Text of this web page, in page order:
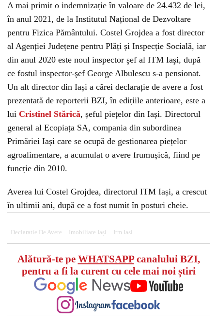
A mai primit o indemnizație în valoare de 24.432 de lei,
în anul 2021, de la Institutul Național de Dezvoltare
pentru Fizica Pământului. Costel Grojdea a fost director
al Agenției Județene pentru Plăți și Inspecție Socială, iar
din anul 2020 este noul inspector şef al ITM Iaşi, după
ce fostul inspector-şef George Albulescu s-a pensionat.
Un alt director din Iași a cărei declarație de avere a fost
prezentată de reporterii BZI, în edițiile anterioare, este a
lui Cristinel Stărică, șeful piețelor din Iași. Directorul
general al Ecopiața SA, compania din subordinea
Primăriei Iași care se ocupă de gestionarea piețelor
agroalimentare, a acumulat o avere frumușică, fiind pe
funcție din 2010.
Averea lui Costel Grojdea, directorul ITM Iași, a crescut
în ultimii ani, după ce a fost numit în posturi cheie.
Declaratie De Avere Imobiliare Iași Itm Iasi
Alătură-te pe WHATSAPPcanalului BZI,
pentru a fi la curent cu cele mai noi știri